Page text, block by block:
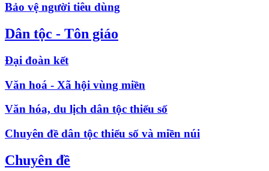
Bảo vệ người tiêu dùng
Dân tộc - Tôn giáo
Đại đoàn kết
Văn hoá - Xã hội vùng miền
Văn hóa, du lịch dân tộc thiểu số
Chuyên đề dân tộc thiểu số và miền núi
Chuyên đề